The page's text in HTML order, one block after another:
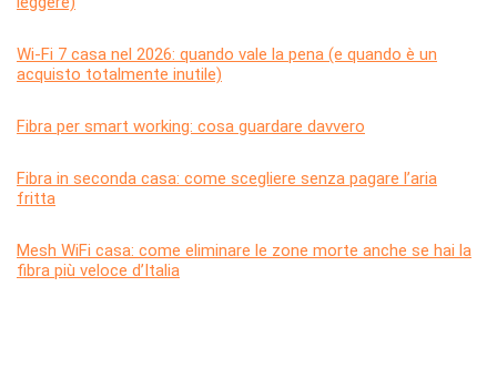
Wi-Fi 7 casa nel 2026: quando vale la pena (e quando è un
acquisto totalmente inutile)
Fibra per smart working: cosa guardare davvero
Fibra in seconda casa: come scegliere senza pagare l’aria
fritta
Mesh WiFi casa: come eliminare le zone morte anche se hai la
fibra più veloce d’Italia